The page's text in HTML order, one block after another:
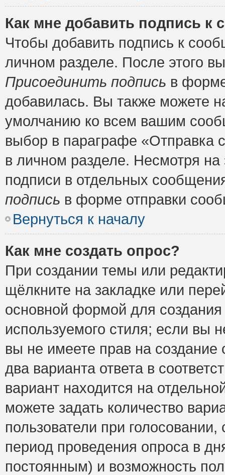
Как мне добавить подпись к
Чтобы добавить подпись к
личном разделе. После этого
Присоединить подпись в
добавилась. Вы также можете
умолчанию ко всем вашим
выбор в параграфе «Отправка
в личном разделе. Несмотря
подписи в отдельных
подпись в форме отправки
Вернуться к началу
Как мне создать опрос?
При создании темы или
щёлкните на закладке или
основной формой для
используемого стиля; если вы
вы не имеете прав на
два варианта ответа в
вариант находится на
можете задать количество
пользователи при
период проведения опроса в
постоянным) и возможность